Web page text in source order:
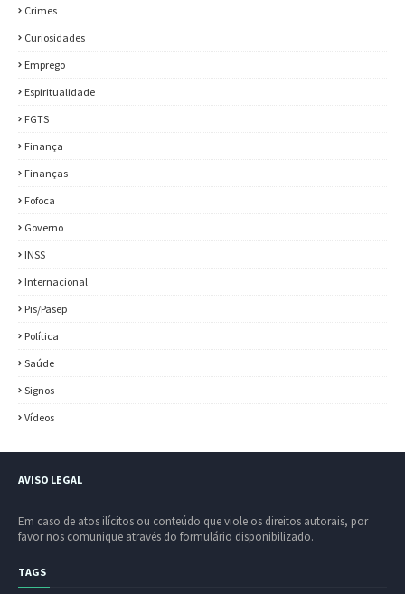
Crimes
Curiosidades
Emprego
Espiritualidade
FGTS
Finança
Finanças
Fofoca
Governo
INSS
Internacional
Pis/Pasep
Política
Saúde
Signos
Vídeos
AVISO LEGAL
Em caso de atos ilícitos ou conteúdo que viole os direitos autorais, por
favor nos comunique através do formulário disponibilizado.
TAGS